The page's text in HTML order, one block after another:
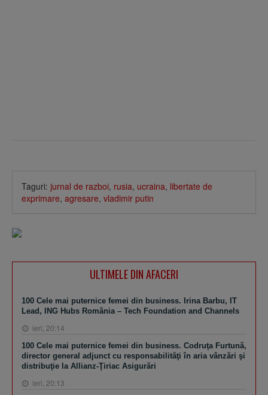
Taguri: jurnal de razboi, rusia, ucraina, libertate de
exprimare, agresare, vladimir putin
ULTIMELE DIN AFACERI
100 Cele mai puternice femei din business. Irina Barbu, IT
Lead, ING Hubs România – Tech Foundation and Channels
ieri, 20:14
100 Cele mai puternice femei din business. Codruţa Furtună,
director general adjunct cu responsabilităţi în aria vânzări şi
distribuţie la Allianz-Ţiriac Asigurări
ieri, 20:13